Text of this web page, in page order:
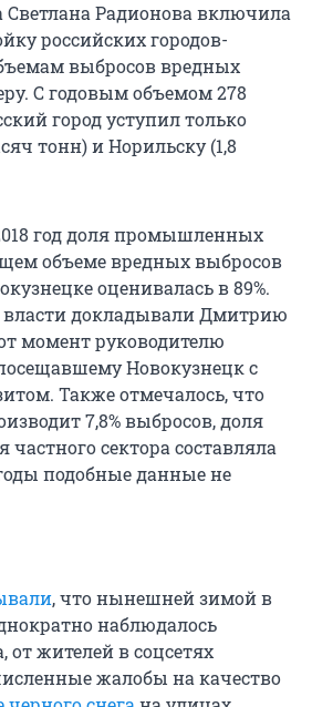
Светлана Радионова включила
российских городов-
выбросов вредных
С годовым объемом 278
город уступил только
тонн) и Норильску (1,8
год доля промышленных
объеме вредных выбросов
оценивалась в 89%.
власти докладывали Дмитрию
момент руководителю
Новокузнецк с
Также отмечалось, что
7,8% выбросов, доля
частного сектора составляла
подобные данные не
, что нынешней зимой в
наблюдалось
от жителей в соцсетях
жалобы на качество